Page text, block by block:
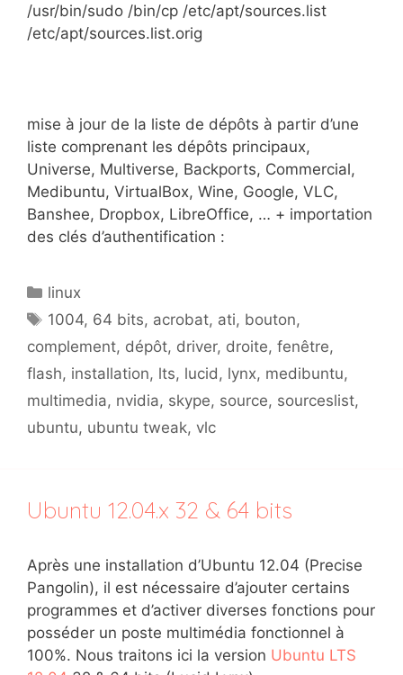
/usr/bin/sudo /bin/cp /etc/apt/sources.list
/etc/apt/sources.list.orig
mise à jour de la liste de dépôts à partir d’une
liste comprenant les dépôts principaux,
Universe, Multiverse, Backports, Commercial,
Medibuntu, VirtualBox, Wine, Google, VLC,
Banshee, Dropbox, LibreOffice, … + importation
des clés d’authentification :
Catégories
linux
Étiquettes
1004, 64 bits, acrobat, ati, bouton,
complement, dépôt, driver, droite, fenêtre,
flash, installation, lts, lucid , lynx, medibuntu,
multimedia, nvidia, skype, source, sourceslist,
ubuntu, ubuntu tweak, vlc
Ubuntu 12.04.x 32 & 64 bits
Après une installation d’Ubuntu 12.04 (Precise
Pangolin), il est nécessaire d’ajouter certains
programmes et d’activer diverses fonctions pour
posséder un poste multimédia fonctionnel à
100%. Nous traitons ici la version Ubuntu LTS